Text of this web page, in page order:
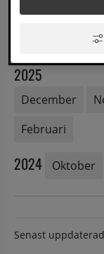
Augusti Juni
2025
December
Februari
2024 Oktober
Senast uppdaterad